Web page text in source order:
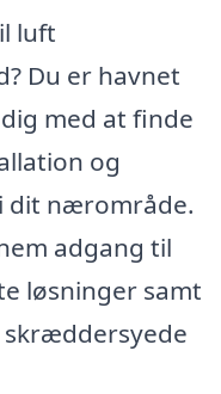
luft
Du er havnet
med at finde
og
dit nærområde.
adgang til
løsninger samt